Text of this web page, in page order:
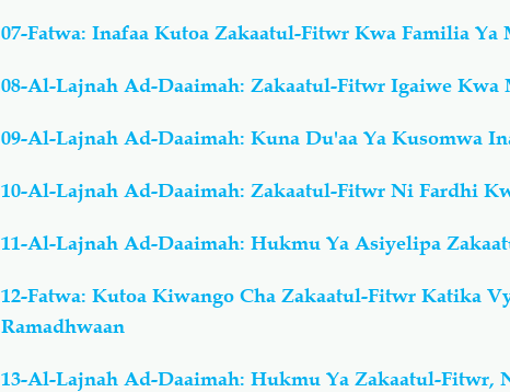
07-Fatwa: Inafaa Kutoa Zakaatul-Fitwr Kwa Familia
08-Al-Lajnah Ad-Daaimah: Zakaatul-Fitwr Igaiwe
09-Al-Lajnah Ad-Daaimah: Kuna Du'aa Ya Kusomwa
10-Al-Lajnah Ad-Daaimah: Zakaatul-Fitwr Ni Fardhi
11-Al-Lajnah Ad-Daaimah: Hukmu Ya Asiyelipa
12-Fatwa: Kutoa Kiwango Cha Zakaatul-Fitwr Katika
Ramadhwaan
13-Al-Lajnah Ad-Daaimah: Hukmu Ya Zakaatul-Fitwr,